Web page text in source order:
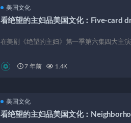
美国文化
看绝望的主妇品美国文化：Five-card
在美剧《绝望的主妇》第一季第六集四大主
7 年前 1.4K
美国文化
看绝望的主妇品美国文化：